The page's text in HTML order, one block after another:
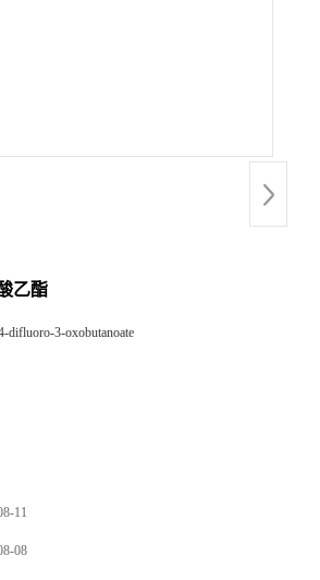
乙酯
difluoro-3-oxobutanoate
11
08